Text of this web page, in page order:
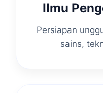
Ilmu
Persiapan
sains,